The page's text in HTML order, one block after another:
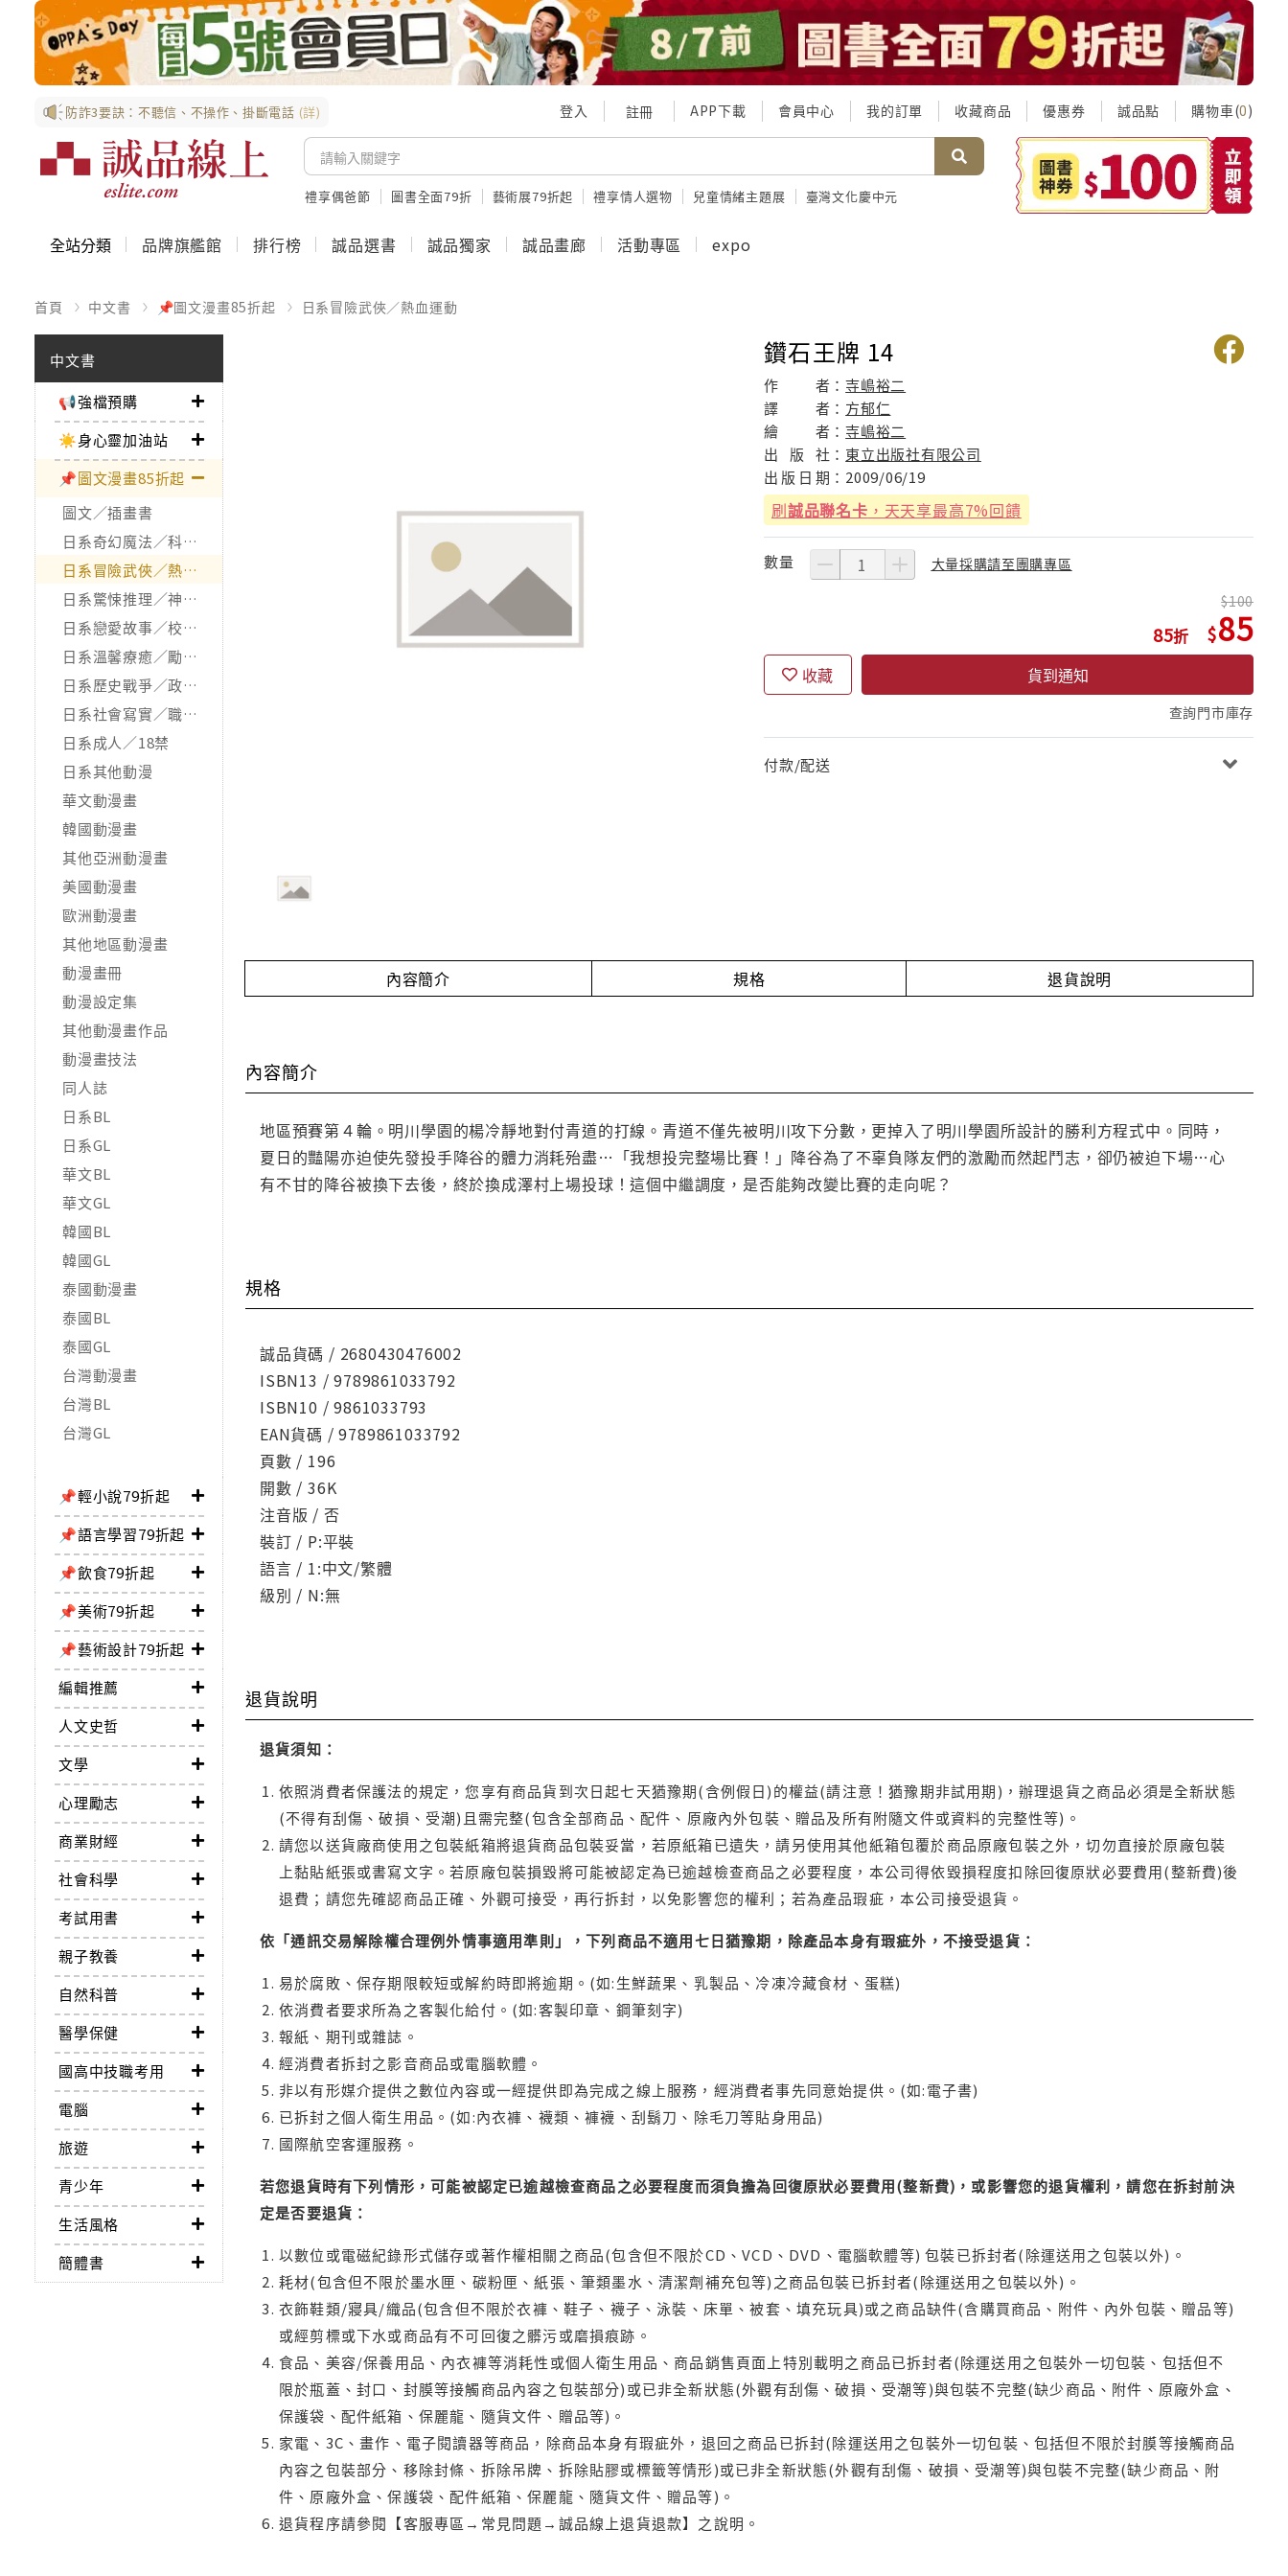
防詐3要訣：不聽信、不操作、掛斷電話 (詳) 登入 註冊 APP下載 會員中心 我的訂單 收藏商品 優惠券 誠品點 購物車(0)
禮享偶爸節 圖書全面79折 藝術展79折起 禮享情人選物 兒童情緒主題展 臺灣文化慶中元
全站分類 品牌旗艦館 排行榜 誠品選書 誠品獨家 誠品畫廊 活動專區 expo
首頁 中文書 📌圖文漫畫85折起 日系冒險武俠／熱血運動
中文書
📢強檔預購
☀️身心靈加油站
📌圖文漫畫85折起
圖文／插畫書
日系奇幻魔法／科幻冒險
日系冒險武俠／熱血運動
日系驚悚推理／神怪靈異
日系戀愛故事／校園青春
日系溫馨療癒／勵志搞笑
日系歷史戰爭／政治宗教
日系社會寫實／職場職人
日系成人／18禁
日系其他動漫
華文動漫畫
韓國動漫畫
其他亞洲動漫畫
美國動漫畫
歐洲動漫畫
其他地區動漫畫
動漫畫冊
動漫設定集
其他動漫畫作品
動漫畫技法
同人誌
日系BL
日系GL
華文BL
華文GL
韓國BL
韓國GL
泰國動漫畫
泰國BL
泰國GL
台灣動漫畫
台灣BL
台灣GL
📌輕小說79折起
📌語言學習79折起
📌飲食79折起
📌美術79折起
📌藝術設計79折起
編輯推薦
人文史哲
文學
心理勵志
商業財經
社會科學
考試用書
親子教養
自然科普
醫學保健
國高中技職考用
電腦
旅遊
青少年
生活風格
簡體書
鑽石王牌 14
作 者：寺嶋裕二
譯
者： 方郁仁
繪
者：寺嶋裕二
出
版 社： 東立出版社有限公司
出 版 日 期： 2009/06/19
刷誠品聯名卡 ，天天享最高7%回饋
數量 大量採購請至團購專區
85
100
85
收藏 貨到通知
查詢門市庫存
付款/配送
內容簡介 規格 退貨說明
內容簡介
地區預賽第４輪。明川學園的楊冷靜地對付青道的打線。青道不僅先被明川攻下分數，更掉入了明川學園所設計的勝利方程式中。同時，
夏日的豔陽亦迫使先發投手降谷的體力消耗殆盡…「我想投完整場比賽！」降谷為了不辜負隊友們的激勵而然起鬥志，卻仍被迫下場…心
有不甘的降谷被換下去後，終於換成澤村上場投球！這個中繼調度，是否能夠改變比賽的走向呢？
規格
誠品貨碼 / 2680430476002
ISBN13 / 9789861033792
ISBN10 / 9861033793
EAN貨碼 / 9789861033792
頁數 / 196
開數 / 36K
注音版 / 否
裝訂 / P:平裝
語言 / 1:中文/繁體
級別 / N:無
退貨說明
退貨須知：
依照消費者保護法的規定，您享有商品貨到次日起七天猶豫期(含例假日)的權益(請注意！猶豫期非試用期)，辦理退貨之商品必須是全新狀態
(不得有刮傷、破損、受潮)且需完整(包含全部商品、配件、原廠內外包裝、贈品及所有附隨文件或資料的完整性等)。
請您以送貨廠商使用之包裝紙箱將退貨商品包裝妥當，若原紙箱已遺失，請另使用其他紙箱包覆於商品原廠包裝之外，切勿直接於原廠包裝
上黏貼紙張或書寫文字。若原廠包裝損毀將可能被認定為已逾越檢查商品之必要程度，本公司得依毀損程度扣除回復原狀必要費用(整新費)後
退費；請您先確認商品正確、外觀可接受，再行拆封，以免影響您的權利；若為產品瑕疵，本公司接受退貨。
依「通訊交易解除權合理例外情事適用準則」，下列商品不適用七日猶豫期，除產品本身有瑕疵外，不接受退貨：
易於腐敗、保存期限較短或解約時即將逾期。(如:生鮮蔬果、乳製品、冷凍冷藏食材、蛋糕)
依消費者要求所為之客製化給付。(如:客製印章、鋼筆刻字)
報紙、期刊或雜誌。
經消費者拆封之影音商品或電腦軟體。
非以有形媒介提供之數位內容或一經提供即為完成之線上服務，經消費者事先同意始提供。(如:電子書)
已拆封之個人衛生用品。(如:內衣褲、襪類、褲襪、刮鬍刀、除毛刀等貼身用品)
國際航空客運服務。
若您退貨時有下列情形，可能被認定已逾越檢查商品之必要程度而須負擔為回復原狀必要費用(整新費)，或影響您的退貨權利，請您在拆封前決
定是否要退貨：
以數位或電磁紀錄形式儲存或著作權相關之商品(包含但不限於CD、VCD、DVD、電腦軟體等) 包裝已拆封者(除運送用之包裝以外)。
耗材(包含但不限於墨水匣、碳粉匣、紙張、筆類墨水、清潔劑補充包等)之商品包裝已拆封者(除運送用之包裝以外)。
衣飾鞋類/寢具/織品(包含但不限於衣褲、鞋子、襪子、泳裝、床單、被套、填充玩具)或之商品缺件(含購買商品、附件、內外包裝、贈品等)
或經剪標或下水或商品有不可回復之髒污或磨損痕跡。
食品、美容/保養用品、內衣褲等消耗性或個人衛生用品、商品銷售頁面上特別載明之商品已拆封者(除運送用之包裝外一切包裝、包括但不
限於瓶蓋、封口、封膜等接觸商品內容之包裝部分)或已非全新狀態(外觀有刮傷、破損、受潮等)與包裝不完整(缺少商品、附件、原廠外盒、
保護袋、配件紙箱、保麗龍、隨貨文件、贈品等)。
家電、3C、畫作、電子閱讀器等商品，除商品本身有瑕疵外，退回之商品已拆封(除運送用之包裝外一切包裝、包括但不限於封膜等接觸商品
內容之包裝部分、移除封條、拆除吊牌、拆除貼膠或標籤等情形)或已非全新狀態(外觀有刮傷、破損、受潮等)與包裝不完整(缺少商品、附
件、原廠外盒、保護袋、配件紙箱、保麗龍、隨貨文件、贈品等)。
退貨程序請參閱【客服專區→常見問題→誠品線上退貨退款】之說明。